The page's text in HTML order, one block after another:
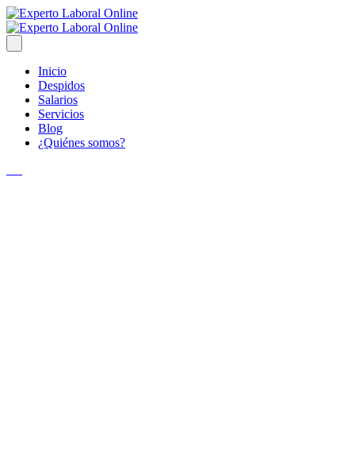
Inicio
Despidos
Salarios
Servicios
Blog
¿Quiénes somos?